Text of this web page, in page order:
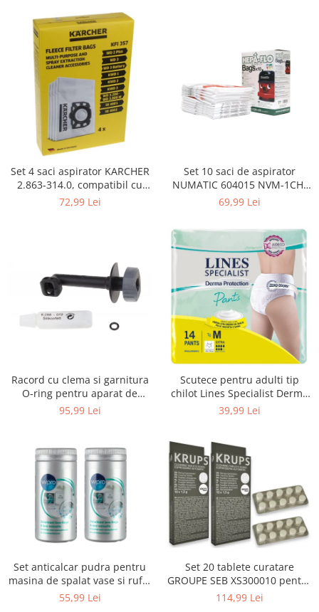
Decoratiuni
Gradinarit
Hobby-uri creative
Iluminat & Electrice
Jaluzele
Kit-uri automatizari porti si usi
Mobila dormitor
Mobila gradina & terasa
Mobila Living & Dining
Organizare si depozitare
Scule electrice si unelte
Silicon, spume si solutii tehnice
Sisteme Incalzire
Textile si covoare
Accesorii tablete
Laptopuri si Accesorii
Wearable & Gadgeturi
Electrocasnice & Climatizare
Accesorii si piese masini spalat
rufe si uscatoare
Accesorii si piese masini spalat
Aparate Racire Aer
Aragaze si cuptoare cu microunde
Set 4 saci aspirator KARCHER
2.863-314.0, compatibil cu
WD, KWD, SE
72,99 Lei
Set 10 saci de aspirator
NUMATIC 604015 NVM-1CH,
9L
69,99 Lei
Racord cu clema si garnitura
O-ring pentru aparat de
spalat cu presiune, KARCHER
95,99 Lei
Scutece pentru adulti tip
chilot Lines Specialist Derma
Protection Extra, 7 picaturi,
39,99 Lei
Set anticalcar pudra pentru
masina de spalat vase si rufe,
WPRO 484000008416, 2 x 250g
55,99 Lei
Set 20 tablete curatare
GROUPE SEB XS300010 pentru
espressoare Krups (2x10
114,99 Lei